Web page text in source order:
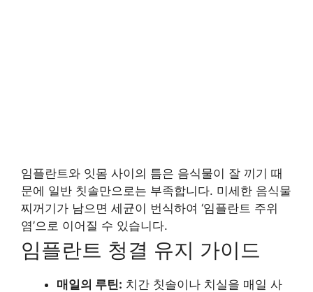
임플란트와 잇몸 사이의 틈은 음식물이 잘 끼기 때
문에 일반 칫솔만으로는 부족합니다. 미세한 음식물
찌꺼기가 남으면 세균이 번식하여 ‘임플란트 주위
염’으로 이어질 수 있습니다.
임플란트 청결 유지 가이드
매일의 루틴: 치간 칫솔이나 치실을 매일 사